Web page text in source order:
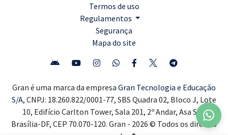
Termos de uso
Regulamentos
Segurança
Mapa do site
Gran é uma marca da empresa Gran Tecnologia e Educação
S/A, CNPJ: 18.260.822/0001-77, SBS Quadra 02, Bloco J, Lote
10, Edifício Carlton Tower, Sala 201, 2º Andar, Asa Sul,
Brasília-DF, CEP 70.070-120. Gran - 2026 © Todos os direitos